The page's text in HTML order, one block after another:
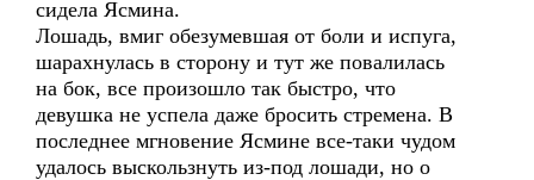
сидела Ясмина.
Лошадь, вмиг обезумевшая от боли и испуга,
шарахнулась в сторону и тут же повалилась
на бок, все произошло так быстро, что
девушка не успела даже бросить стремена. В
последнее мгновение Ясмине все-таки чудом
удалось выскользнуть из-под лошади, но о